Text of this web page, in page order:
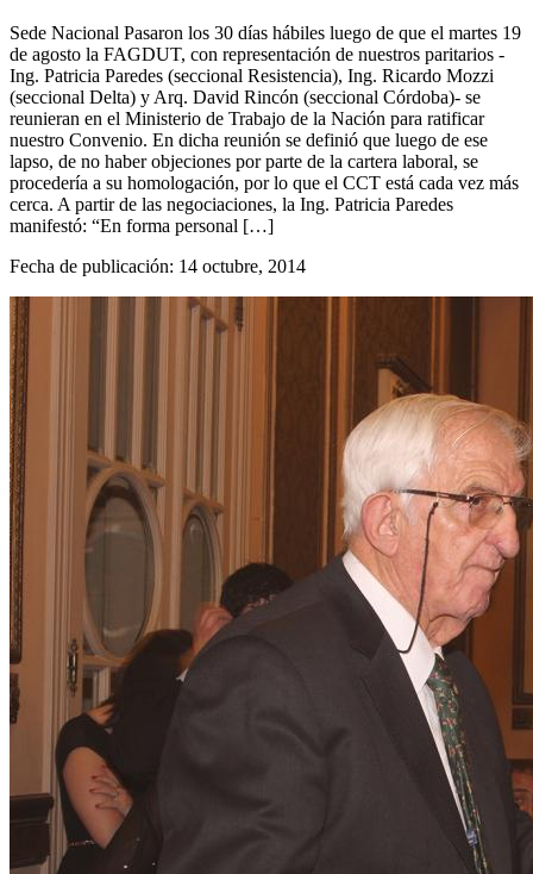
Sede Nacional Pasaron los 30 días hábiles luego de que el martes 19
de agosto la FAGDUT, con representación de nuestros paritarios -
Ing. Patricia Paredes (seccional Resistencia), Ing. Ricardo Mozzi
(seccional Delta) y Arq. David Rincón (seccional Córdoba)- se
reunieran en el Ministerio de Trabajo de la Nación para ratificar
nuestro Convenio. En dicha reunión se definió que luego de ese
lapso, de no haber objeciones por parte de la cartera laboral, se
procedería a su homologación, por lo que el CCT está cada vez más
cerca. A partir de las negociaciones, la Ing. Patricia Paredes
manifestó: “En forma personal […]
Fecha de publicación: 14 octubre, 2014